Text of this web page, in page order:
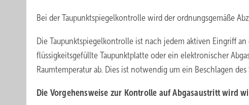
Bei der Taupunktspiegelkontrolle wird der ordnungsgemäße
Die Taupunktspiegelkontrolle ist nach jedem aktiven Eingriff
flüssigkeitsgefüllte Taupunktplatte oder ein elektronischer
Raumtemperatur ab. Dies ist notwendig um ein Beschlagen
Die Vorgehensweise zur Kontrolle auf Abgasaustritt wird